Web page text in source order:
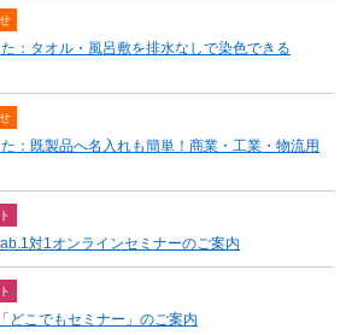
：タオル・風呂敷を排水なしで染色できる
：既製品へ名入れも簡単！商業・工業・物流用
対1オンラインセミナーのご案内
どこでもセミナー」のご案内